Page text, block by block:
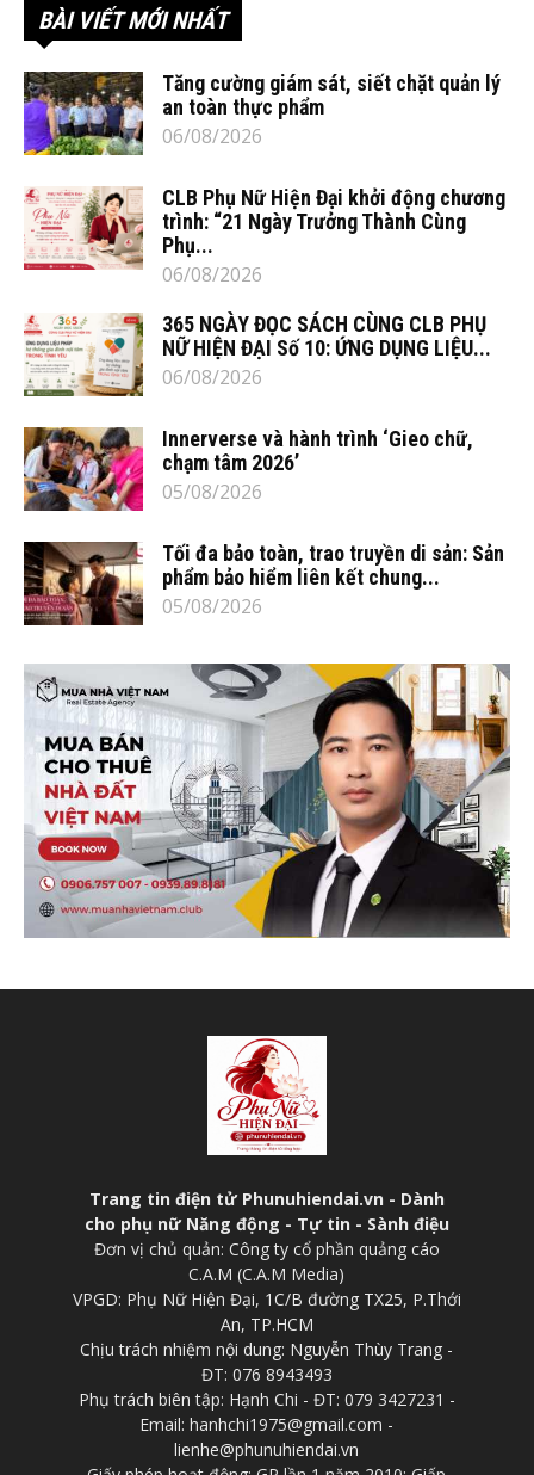
BÀI VIẾT MỚI NHẤT
Tăng cường giám sát, siết chặt quản lý
an toàn thực phẩm
06/08/2026
CLB Phụ Nữ Hiện Đại khởi động chương
trình: “21 Ngày Trưởng Thành Cùng
Phụ...
06/08/2026
365 NGÀY ĐỌC SÁCH CÙNG CLB PHỤ
NỮ HIỆN ĐẠI Số 10: ỨNG DỤNG LIỆU...
06/08/2026
Innerverse và hành trình ‘Gieo chữ,
chạm tâm 2026’
05/08/2026
Tối đa bảo toàn, trao truyền di sản: Sản
phẩm bảo hiểm liên kết chung...
05/08/2026
Trang tin điện tử Phunuhiendai.vn - Dành
cho phụ nữ Năng động - Tự tin - Sành điệu
Đơn vị chủ quản: Công ty cổ phần quảng cáo
C.A.M (C.A.M Media)
VPGD: Phụ Nữ Hiện Đại, 1C/B đường TX25, P.Thới
An, TP.HCM
Chịu trách nhiệm nội dung: Nguyễn Thùy Trang -
ĐT: 076 8943493
Phụ trách biên tập: Hạnh Chi - ĐT: 079 3427231 -
Email: hanhchi1975@gmail.com -
lienhe@phunuhiendai.vn